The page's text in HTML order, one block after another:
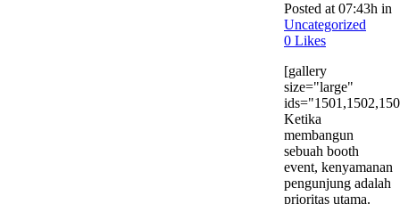
Posted at 07:43h in
Uncategorized
0 Likes
[gallery
size="large"
Ketika
membangun
sebuah booth
event, kenyamanan
pengunjung adalah
prioritas utama.